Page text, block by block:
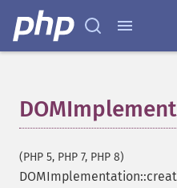
(PHP 5, PHP 7, PHP 8)